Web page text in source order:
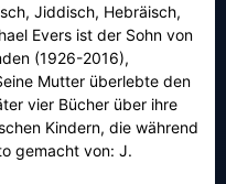
Jiddisch, Hebräisch,
Evers ist der Sohn von
(1926-2016),
Mutter überlebte den
vier Bücher über ihre
Kindern, die während
gemacht von: J.